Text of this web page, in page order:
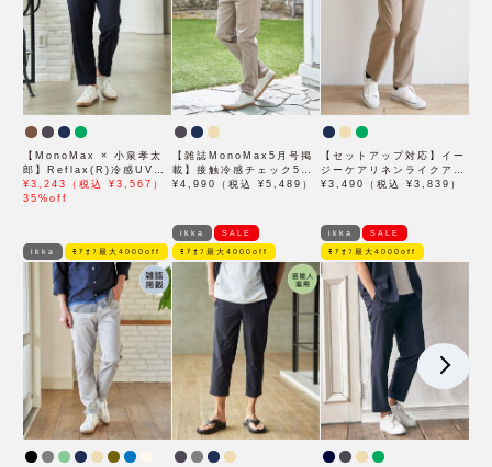
【MonoMax × 小泉孝太
郎】Reflax(R)冷感UVイ
ージーアンクルパンツ「小
泉孝太郎さん着用モデル」
¥3,243（税込 ¥3,567）
35%off
【雑誌MonoMax5月号掲
載】接触冷感チェック5ポ
ケットパンツ【接触冷感】
¥4,990（税込 ¥5,489）
【セットアップ対応】イー
ジーケアリネンライクアン
クルパンツ
¥3,490（税込 ¥3,839）
ikka ﾓｱｵﾌ最大4000off
ikka SALE
ﾓｱｵﾌ最大4000off
ikka SALE
ﾓｱｵﾌ最大4000off